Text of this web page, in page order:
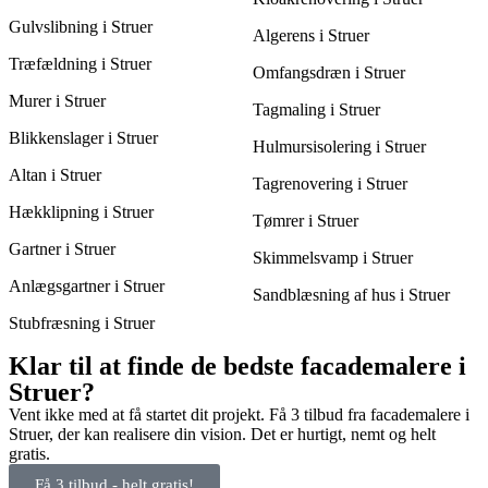
Gulvslibning i Struer
Træfældning i Struer
Murer i Struer
Blikkenslager i Struer
Altan i Struer
Hækklipning i Struer
Gartner i Struer
Anlægsgartner i Struer
Stubfræsning i Struer
Algerens i Struer
Omfangsdræn i Struer
Tagmaling i Struer
Hulmursisolering i Struer
Tagrenovering i Struer
Tømrer i Struer
Skimmelsvamp i Struer
Sandblæsning af hus i Struer
Klar til at finde de bedste facademalere i
Struer?
Vent ikke med at få startet dit projekt. Få 3 tilbud fra facademalere i
Struer, der kan realisere din vision. Det er hurtigt, nemt og helt
gratis.